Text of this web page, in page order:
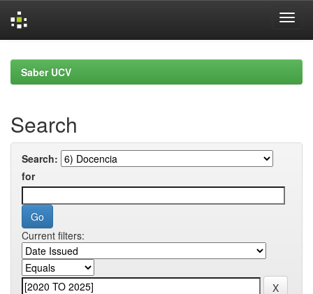
navigationSaber UCV
Search
Search:
for
Current filters: